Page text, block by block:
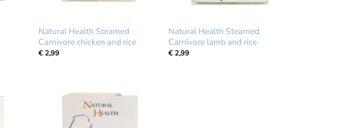
Natural Health Steamed
Carnivore chicken and rice
€ 2,99
Natural Health Steamed
Carnivore lamb and rice
€ 2,99